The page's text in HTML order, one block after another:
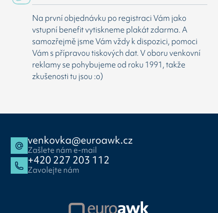
Na první objednávku po registraci Vám jako
vstupní benefit vytiskneme plakát zdarma. A
samozřejmě jsme Vám vždy k dispozici, pomoci
Vám s přípravou tiskových dat. V oboru venkovní
reklamy se pohybujeme od roku 1991, takže
zkušenosti tu jsou :o)
venkovka@euroawk.cz
Zašlete nám e-mail
+420 227 203 112
Zavolejte nám